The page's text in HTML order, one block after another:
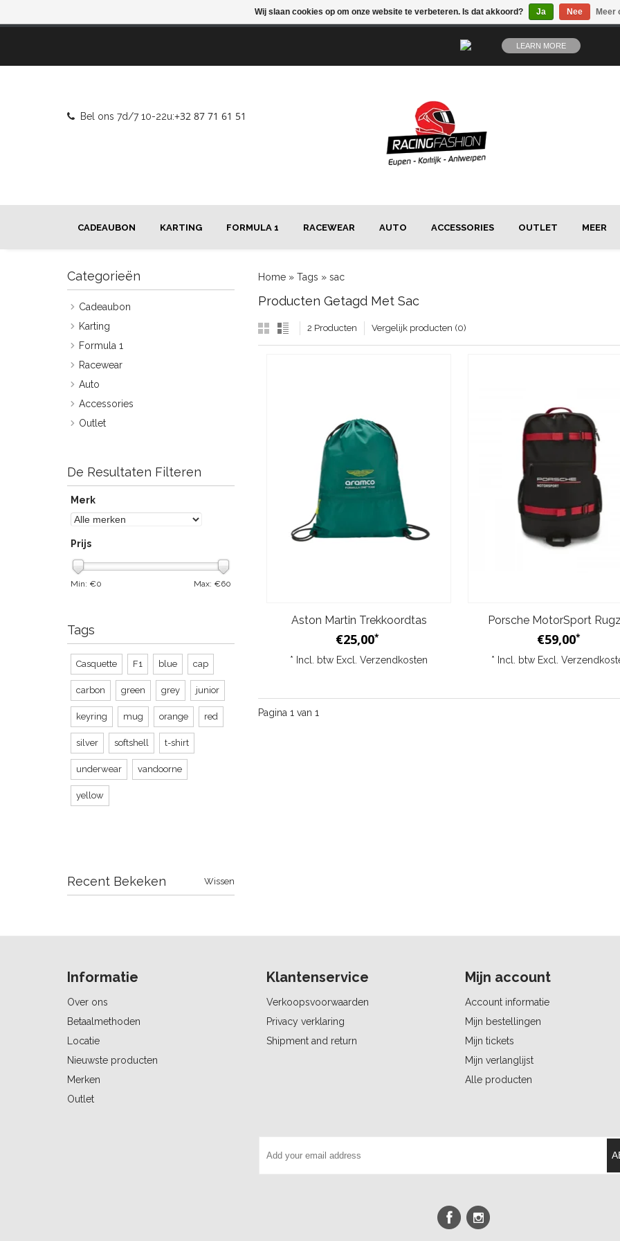
LEARN MORE
Bel ons 7d/7 10-22u:+32 87 71 61 51
CADEAUBON KARTING FORMULA 1 RACEWEAR AUTO ACCESSORIES OUTLET MEER
Home » Tags » sac
Producten Getagd Met Sac
2 Producten Vergelijk producten (0)
Aston Martin Trekkoordtas
€25,00*
* Incl. btw Excl. Verzendkosten
Porsche MotorSport
€59,00*
* Incl. btw Excl.
Pagina 1 van 1
Categorieën
Cadeaubon
Karting
Formula 1
Racewear
Auto
Accessories
Outlet
De Resultaten Filteren
Merk
Prijs
Min: €0 Max: €60
Tags
Casquette F1 blue cap
carbon green grey junior
keyring mug orange red
silver softshell t-shirt
underwear vandoorne
yellow
Recent Bekeken Wissen
Informatie
Over ons
Betaalmethoden
Locatie
Nieuwste producten
Merken
Outlet
Klantenservice
Verkoopsvoorwaarden
Privacy verklaring
Shipment and return
Mijn account
Account informatie
Mijn bestellingen
Mijn tickets
Mijn verlanglijst
Alle producten
Wij slaan cookies op om onze website te verbeteren. Is dat akkoord? Ja Nee Meer